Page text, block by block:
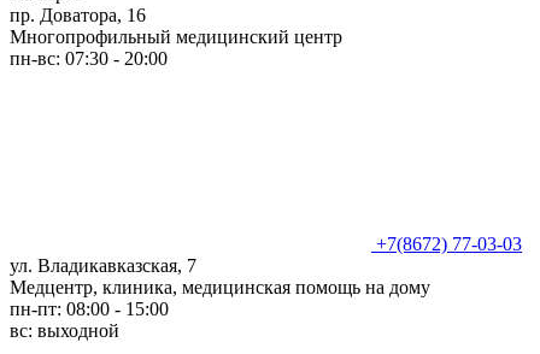
пр. Доватора, 16
Многопрофильный медицинский центр
пн-вс: 07:30 - 20:00
+7(8672) 77-03-03
ул. Владикавказская, 7
Медцентр, клиника, медицинская помощь на дому
пн-пт: 08:00 - 15:00
вс: выходной